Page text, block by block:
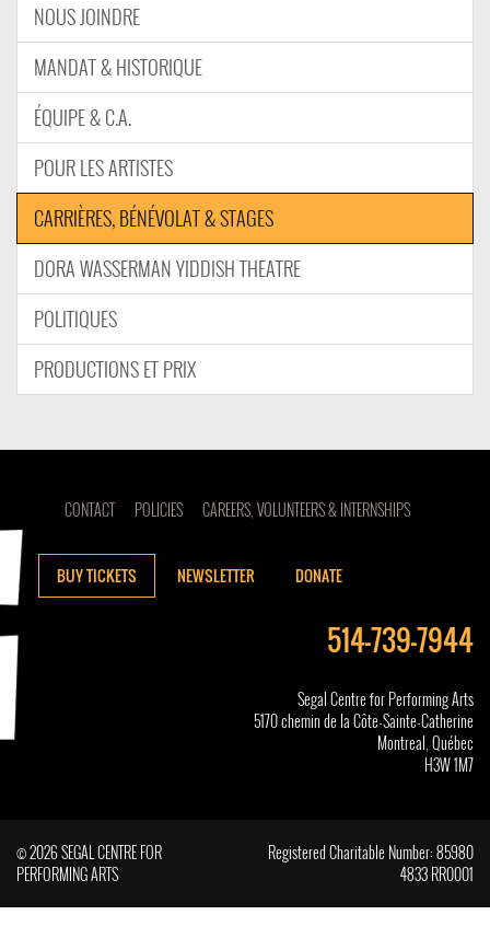
NOUS JOINDRE
MANDAT & HISTORIQUE
ÉQUIPE & C.A.
POUR LES ARTISTES
CARRIÈRES, BÉNÉVOLAT & STAGES
DORA WASSERMAN YIDDISH THEATRE
POLITIQUES
PRODUCTIONS ET PRIX
CONTACT POLICIES CAREERS, VOLUNTEERS & INTERNSHIPS
BUY TICKETS NEWSLETTER DONATE
514-739-7944
Segal Centre for Performing Arts
5170 chemin de la Côte-Sainte-Catherine
Montreal, Québec
H3W 1M7
© 2026 SEGAL CENTRE FOR
PERFORMING ARTS
Registered Charitable Number: 85980
4833 RR0001